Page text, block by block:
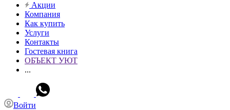
Акции
Компания
Как купить
Услуги
Контакты
Гостевая книга
ОБЪЕКТ УЮТ
...
Войти